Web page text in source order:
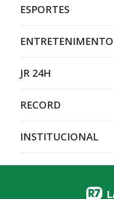
ESPORTES
ENTRETENIMENTO
JR 24H
RECORD
INSTITUCIONAL